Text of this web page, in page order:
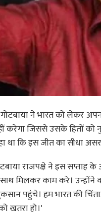
गोटबाया ने भारत को लेकर
जिससे उसके हितों को
कि इस जीत का सीधा असर
गोटबाया राजपक्षे ने इस
मिलकर काम करे। उन्होंने
पहुंचे। हम भारत की
खतरा हो।'